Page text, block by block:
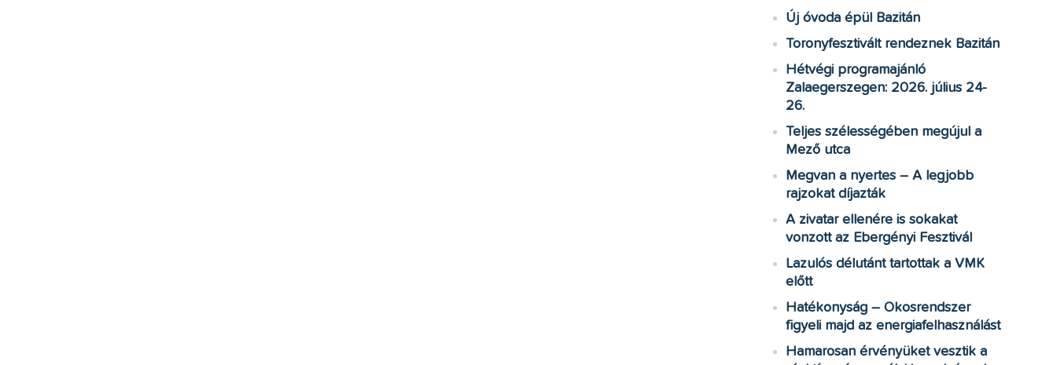
Új óvoda épül Bazitán
Toronyfesztivált rendeznek Bazitán
Hétvégi programajánló
Zalaegerszegen: 2026. július 24-
26.
Teljes szélességében megújul a
Mező utca
Megvan a nyertes – A legjobb
rajzokat díjazták
A zivatar ellenére is sokakat
vonzott az Ebergényi Fesztivál
Lazulós délutánt tartottak a VMK
előtt
Hatékonyság – Okosrendszer
figyeli majd az energiafelhasználást
Hamarosan érvényüket vesztik a